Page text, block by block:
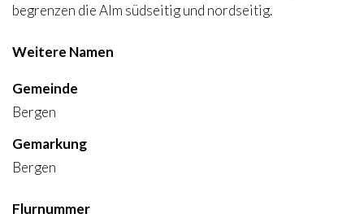
begrenzen die Alm südseitig und nordseitig.
Weitere Namen
Gemeinde
Bergen
Gemarkung
Bergen
Flurnummer